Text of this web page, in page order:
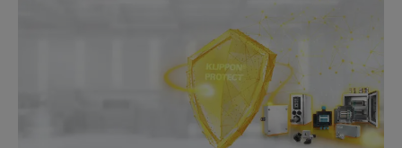
Systémy skříní a krabic a jejich